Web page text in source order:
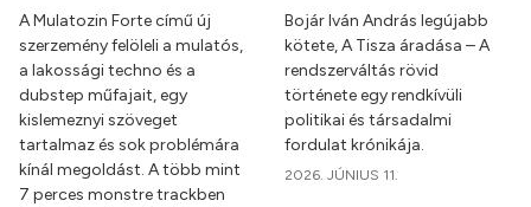
A Mulatozin Forte című új
szerzemény felöleli a mulatós,
a lakossági techno és a
dubstep műfajait, egy
kislemeznyi szöveget
tartalmaz és sok problémára
kínál megoldást. A több mint
7 perces monstre trackben
Bojár Iván András legújabb
kötete, A Tisza áradása – A
rendszerváltás rövid
története egy rendkívüli
politikai és társadalmi
fordulat krónikája.
2026. JÚNIUS 11.